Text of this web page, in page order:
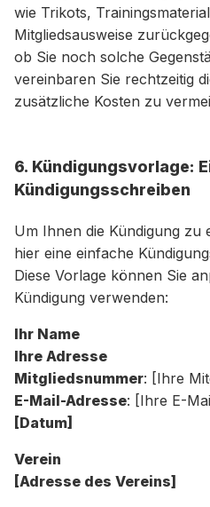
wie Trikots,
Mitgliedsausweise
ob Sie noch solche
vereinbaren Sie rechtzeitig
zusätzliche Kosten zu
6. Kündigungsvorlage:
Kündigungsschreiben
Um Ihnen die Kündigung
hier eine einfache
Diese Vorlage können Sie
Kündigung verwenden:
Ihr Name
Ihre Adresse
Mitgliedsnummer: [Ihre
E-Mail-Adresse: [Ihre E-
[Datum]
Verein
[Adresse des Vereins]